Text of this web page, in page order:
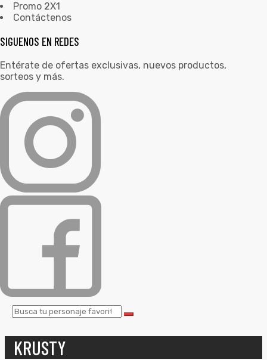
Promo 2X1
Contáctenos
SIGUENOS EN REDES
Entérate de ofertas exclusivas, nuevos productos,
sorteos y más.
KRUSTY